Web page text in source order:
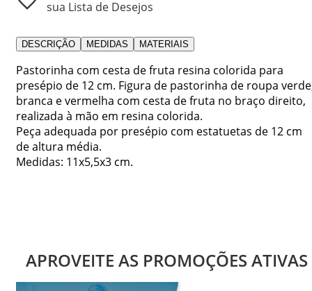
sua Lista de Desejos
DESCRIÇÃO MEDIDAS MATERIAIS
Pastorinha com cesta de fruta resina colorida para
presépio de 12 cm. Figura de pastorinha de roupa
branca e vermelha com cesta de fruta no braço direito,
realizada à mão em resina colorida.
Peça adequada por presépio com estatuetas de 12 cm
de altura média.
Medidas: 11x5,5x3 cm.
APROVEITE AS PROMOÇÕES ATIVAS